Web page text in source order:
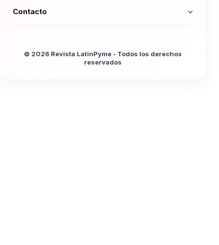
Contacto
© 2026 Revista LatinPyme - Todos los derechos
reservados